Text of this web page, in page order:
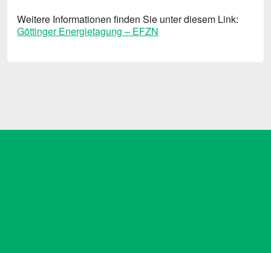
Weitere Informationen finden Sie unter diesem Link:
Göttinger Energietagung – EFZN